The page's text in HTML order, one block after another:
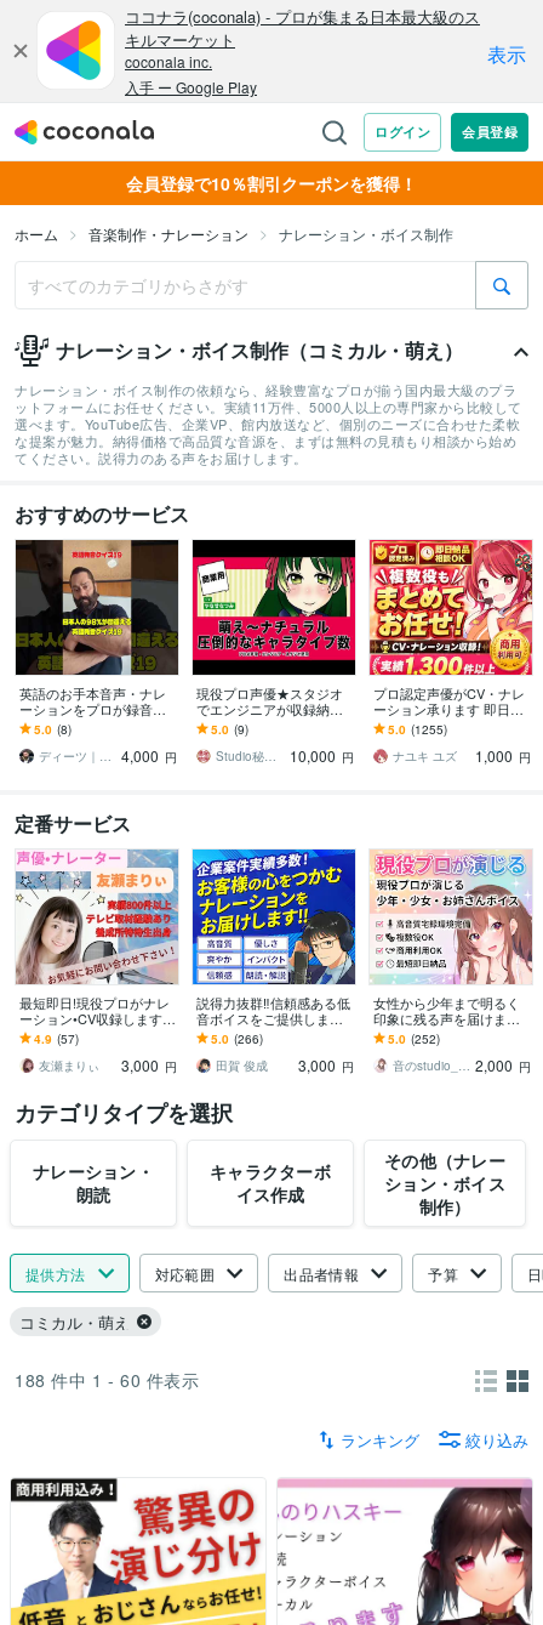
会員登録で10％割引クーポンを獲得！
ホーム 音楽制作・ナレーション ナレーション・ボイス制作
ナレーション・ボイス制作（コミカル・萌え）
ナレーション・ボイス制作の依頼なら、経験豊富なプロが揃う国内最大級のプラ
ットフォームにお任せください。実績11万件、5000人以上の専門家から比較して
選べます。YouTube広告、企業VP、館内放送など、個別のニーズに合わせた柔軟
な提案が魅力。納得価格で高品質な音源を、まずは無料の見積もり相談から始め
てください。説得力のある声をお届けします。
おすすめのサービス
英語のお手本音声・ナレ
ーションをプロが録音し
ます 【全国優勝9回コー
チ】声優歴20年のネイテ
ィブ
5.0 (8)
ディーツ｜全国優勝9回英語スピーチコーチ
4,000 円
現役プロ声優★スタジオ
でエンジニアが収録納品
します プロ認定■アニ
メ・ゲーム・TVCMキャラ
■商業実績1000～
5.0 (9)
Studio秘密基地★プロ声優＆プロ集団
10,000 円
プロ認定声優がCV・ナレ
ーション承ります 即日対
応・商用可・演じ分け対
応
5.0 (1255)
ナユキ ユズ
1,000 円
定番サービス
最短即日!現役プロがナレ
ーション•CV収録します
演じ分けも自在！心に響
くプロの声を。無料修正
も込み！
4.9 (57)
友瀬まりぃ
3,000 円
説得力抜群‼信頼感ある低
音ボイスをご提供します
【実績400件超】企業VP
等に最適な落ち着いたナ
レーション
5.0 (266)
田賀 俊成
3,000 円
女性から少年まで明るく
印象に残る声を届けます
キャラクターボイスもナ
レーションもお任せ！
5.0 (252)
音のstudio_ASAMI 2,000 円
カテゴリタイプを選択
ナレーション・
朗読
キャラクターボ
イス作成
その他（ナレー
ション・ボイス
制作）
提供方法 対応範囲 出品者情報 予算
コミカル・萌え
188 件中 1 - 60 件表示
ランキング 絞り込み